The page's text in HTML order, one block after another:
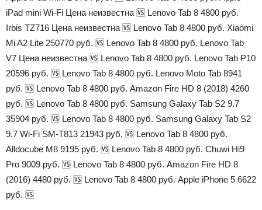
iPad mini Wi-Fi Цена неизвестна 🆚 Lenovo Tab 8 4800 руб.
Irbis TZ716 Цена неизвестна 🆚 Lenovo Tab 8 4800 руб. Xiaomi
Mi A2 Lite 250770 руб. 🆚 Lenovo Tab 8 4800 руб. Lenovo Tab
V7 Цена неизвестна 🆚 Lenovo Tab 8 4800 руб. Lenovo Tab P10
20596 руб. 🆚 Lenovo Tab 8 4800 руб. Lenovo Moto Tab 8941
руб. 🆚 Lenovo Tab 8 4800 руб. Amazon Fire HD 8 (2018) 4260
руб. 🆚 Lenovo Tab 8 4800 руб. Samsung Galaxy Tab S2 9.7
35904 руб. 🆚 Lenovo Tab 8 4800 руб. Samsung Galaxy Tab S2
9.7 Wi-Fi SM-T813 21943 руб. 🆚 Lenovo Tab 8 4800 руб.
Alldocube M8 9195 руб. 🆚 Lenovo Tab 8 4800 руб. Chuwi Hi9
Pro 9009 руб. 🆚 Lenovo Tab 8 4800 руб. Amazon Fire HD 8
(2016) 4480 руб. 🆚 Lenovo Tab 8 4800 руб. Apple iPhone 5 6622
руб. 🆚